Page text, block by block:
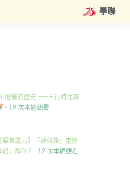
學聯
”醒著的歷史”——三行詩比賽
- 19 次本週觀看
語言能力】「靜雞雞」定係
雞」靜D？ - 12 次本週觀看